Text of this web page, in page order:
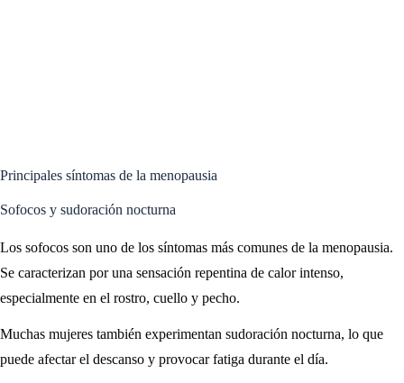
Principales síntomas de la menopausia
Sofocos y sudoración nocturna
Los sofocos son uno de los síntomas más comunes de la menopausia.
Se caracterizan por una sensación repentina de calor intenso,
especialmente en el rostro, cuello y pecho.
Muchas mujeres también experimentan sudoración nocturna, lo que
puede afectar el descanso y provocar fatiga durante el día.